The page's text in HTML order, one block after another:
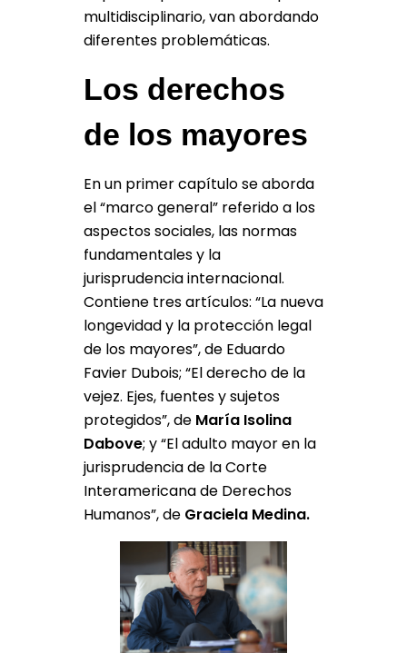
multidisciplinario, van abordando
diferentes problemáticas.
Los derechos
de los mayores
En un primer capítulo se aborda
el “marco general” referido a los
aspectos sociales, las normas
fundamentales y la
jurisprudencia internacional.
Contiene tres artículos: “La nueva
longevidad y la protección legal
de los mayores”, de Eduardo
Favier Dubois; “El derecho de la
vejez. Ejes, fuentes y sujetos
protegidos”, de María Isolina
Dabove; y “El adulto mayor en la
jurisprudencia de la Corte
Interamericana de Derechos
Humanos”, de Graciela Medina.